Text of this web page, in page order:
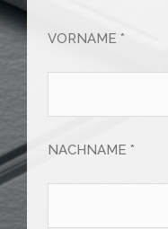
VORNAME *
NACHNAME *